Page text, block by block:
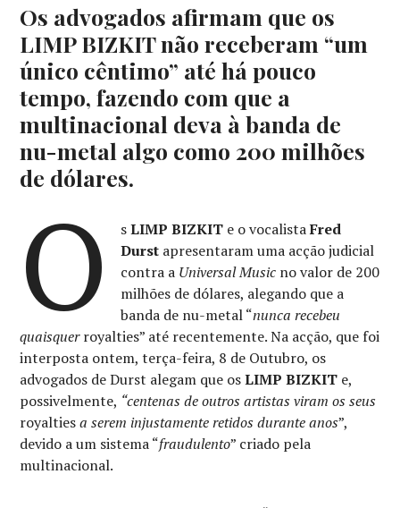
Os advogados afirmam que os
LIMP BIZKIT não receberam “um
único cêntimo” até há pouco
tempo, fazendo com que a
multinacional deva à banda de
nu-metal algo como 200 milhões
de dólares.
O sLIMP BIZKITe o vocalistaFred
Durstapresentaram uma acção judicial
contra a Universal Musicno valor de 200
milhões de dólares, alegando que a
banda de nu-metal “nunca recebeu
quaisquerroyalties” até recentemente. Na acção, que foi
interposta ontem, terça-feira, 8 de Outubro, os
advogados de Durst alegam que osLIMP BIZKIT e,
possivelmente, “centenas de outros artistas viram os seus
royaltiesa serem injustamente retidos durante anos”,
devido a um sistema “fraudulento” criado pela
multinacional.